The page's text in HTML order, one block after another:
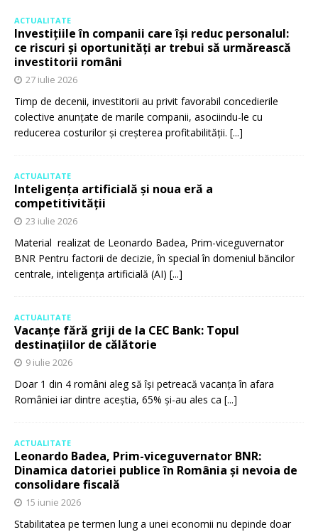
ACTUALITATE
Investițiile în companii care își reduc personalul:
ce riscuri și oportunități ar trebui să urmărească
investitorii români
27 iulie 2026
Timp de decenii, investitorii au privit favorabil concedierile
colective anunțate de marile companii, asociindu-le cu
reducerea costurilor și creșterea profitabilității. [...]
ACTUALITATE
Inteligența artificială și noua eră a
competitivității
23 iulie 2026
Material realizat de Leonardo Badea, Prim-viceguvernator
BNR Pentru factorii de decizie, în special în domeniul băncilor
centrale, inteligența artificială (AI) [...]
ACTUALITATE
Vacanțe fără griji de la CEC Bank: Topul
destinațiilor de călătorie
9 iulie 2026
Doar 1 din 4 români aleg să își petreacă vacanța în afara
României iar dintre aceștia, 65% și-au ales ca [...]
ACTUALITATE
Leonardo Badea, Prim-viceguvernator BNR:
Dinamica datoriei publice în România și nevoia de
consolidare fiscală
15 iunie 2026
Stabilitatea pe termen lung a unei economii nu depinde doar